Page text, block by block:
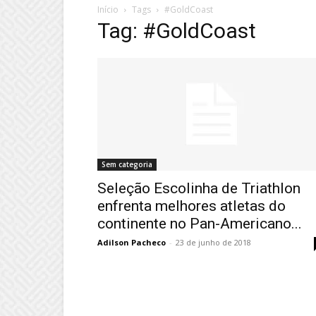
Início Tags #GoldCoast
Tag: #GoldCoast
Sem categoria
Seleção Escolinha de Triathlon
enfrenta melhores atletas do
continente no Pan-Americano...
Adilson Pacheco - 23 de junho de 2018